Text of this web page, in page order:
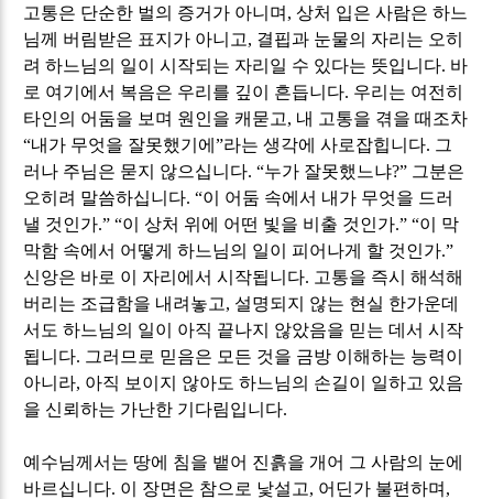
고통은 단순한 벌의 증거가 아니며 ,상처 입은 사람은 하느
님께 버림받은 표지가 아니고, 결핍과 눈물의 자리는 오히
려 하느님의 일이 시작되는 자리일 수 있다는 뜻입니다. 바
로 여기에서 복음은 우리를 깊이 흔듭니다. 우리는 여전히
타인의 어둠을 보며 원인을 캐묻고, 내 고통을 겪을 때조차
“내가 무엇을 잘못했기에”라는 생각에 사로잡힙니다. 그
러나 주님은 묻지 않으십니다. “누가 잘못했느냐?” 그분은
오히려 말씀하십니다. “이 어둠 속에서 내가 무엇을 드러
낼 것인가.” “이 상처 위에 어떤 빛을 비출 것인가.” “이 막
막함 속에서 어떻게 하느님의 일이 피어나게 할 것인가.”
신앙은 바로 이 자리에서 시작됩니다. 고통을 즉시 해석해
버리는 조급함을 내려놓고, 설명되지 않는 현실 한가운데
서도 하느님의 일이 아직 끝나지 않았음을 믿는 데서 시작
됩니다. 그러므로 믿음은 모든 것을 금방 이해하는 능력이
아니라, 아직 보이지 않아도 하느님의 손길이 일하고 있음
을 신뢰하는 가난한 기다림입니다.
예수님께서는 땅에 침을 뱉어 진흙을 개어 그 사람의 눈에
바르십니다. 이 장면은 참으로 낯설고, 어딘가 불편하며 ,